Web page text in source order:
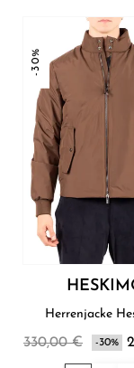
-30%
330,00 € -30%